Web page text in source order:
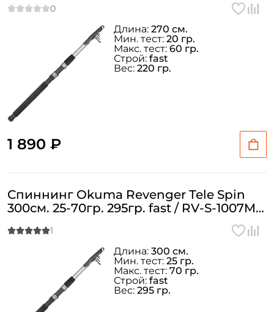
1 890 ₽
Длина: 270 см.
Мин. тест: 20 гр.
Макс. тест: 60 гр.
Строй: fast
Вес: 220 гр.
Спиннинг Okuma Revenger Tele Spin
300см. 25-70гр. 295гр. fast / RV-S-1007M-
Длина: 300 см.
Мин. тест: 25 гр.
Макс. тест: 70 гр.
Строй: fast
Вес: 295 гр.